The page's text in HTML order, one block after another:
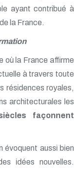
ayant contribué à
la France.
où la France affirme
à travers toute
résidences royales,
architecturales les
façonnent
évoquent aussi bien
idées nouvelles.